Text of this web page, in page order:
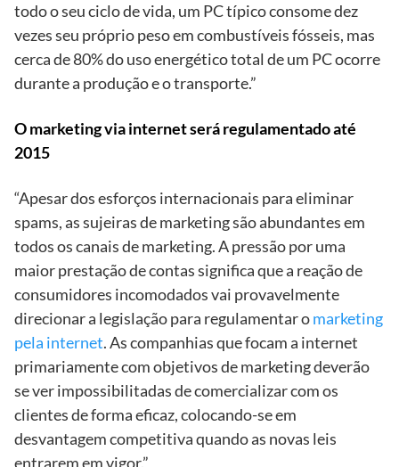
todo o seu ciclo de vida, um PC típico consome dez
vezes seu próprio peso em combustíveis fósseis, mas
cerca de 80% do uso energético total de um PC ocorre
durante a produção e o transporte.”
O marketing via internet será regulamentado até
2015
“Apesar dos esforços internacionais para eliminar
spams, as sujeiras de marketing são abundantes em
todos os canais de marketing. A pressão por uma
maior prestação de contas significa que a reação de
consumidores incomodados vai provavelmente
direcionar a legislação para regulamentar omarketing
pela internet. As companhias que focam a internet
primariamente com objetivos de marketing deverão
se ver impossibilitadas de comercializar com os
clientes de forma eficaz, colocando-se em
desvantagem competitiva quando as novas leis
entrarem em vigor.”